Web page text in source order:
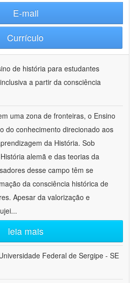
E-mail
Currículo
de história para estudantes
a partir da consciência
uma zona de fronteiras, o Ensino
do conhecimento direcionado aos
da História. Sob
alemã e das teorias da
desse campo têm se
da consciência histórica de
Apesar da valorização e
...
leia mais
Federal de Sergipe - SE